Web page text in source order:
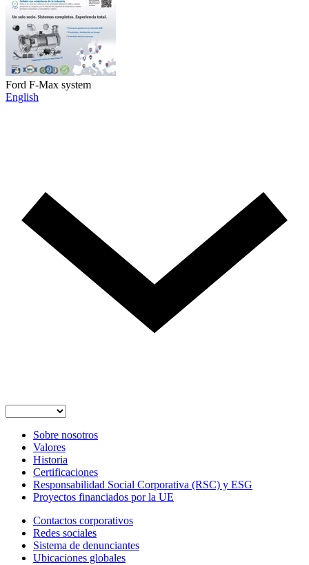
Ford F-Max system
English
Sobre nosotros
Valores
Historia
Certificaciones
Responsabilidad Social Corporativa (RSC) y ESG
Proyectos financiados por la UE
Contactos corporativos
Redes sociales
Sistema de denunciantes
Ubicaciones globales